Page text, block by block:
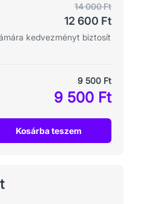
14 000 Ft
12 600 Ft
kedvezményt biztosít
9 500 Ft
9 500 Ft
Kosárba teszem